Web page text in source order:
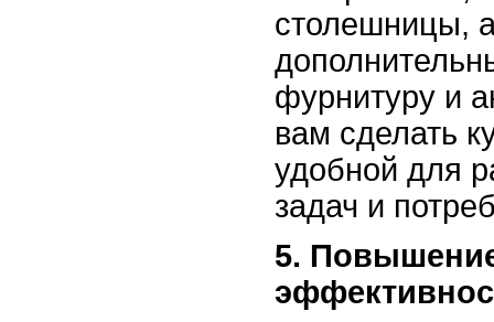
столешницы,
фурнитуру и
вам сделать
удобной для
задач и
5.